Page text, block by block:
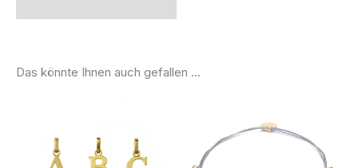
Das könnte Ihnen auch gefallen …